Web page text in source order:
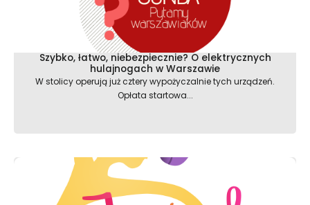
Szybko, łatwo, niebezpiecznie? O elektrycznych
hulajnogach w Warszawie
W stolicy operują już cztery wypożyczalnie tych urządzeń.
Opłata startowa...